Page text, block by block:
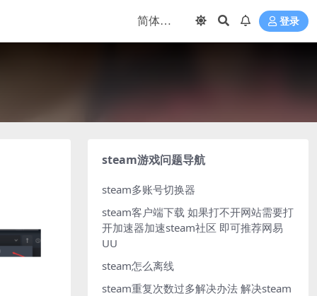
登录
steam游戏问题导航
steam多账号切换器
steam客户端下载 如果打不开网站需要打
开加速器加速steam社区 即可推荐网易
UU
steam怎么离线
steam重复次数过多解决办法 解决steam